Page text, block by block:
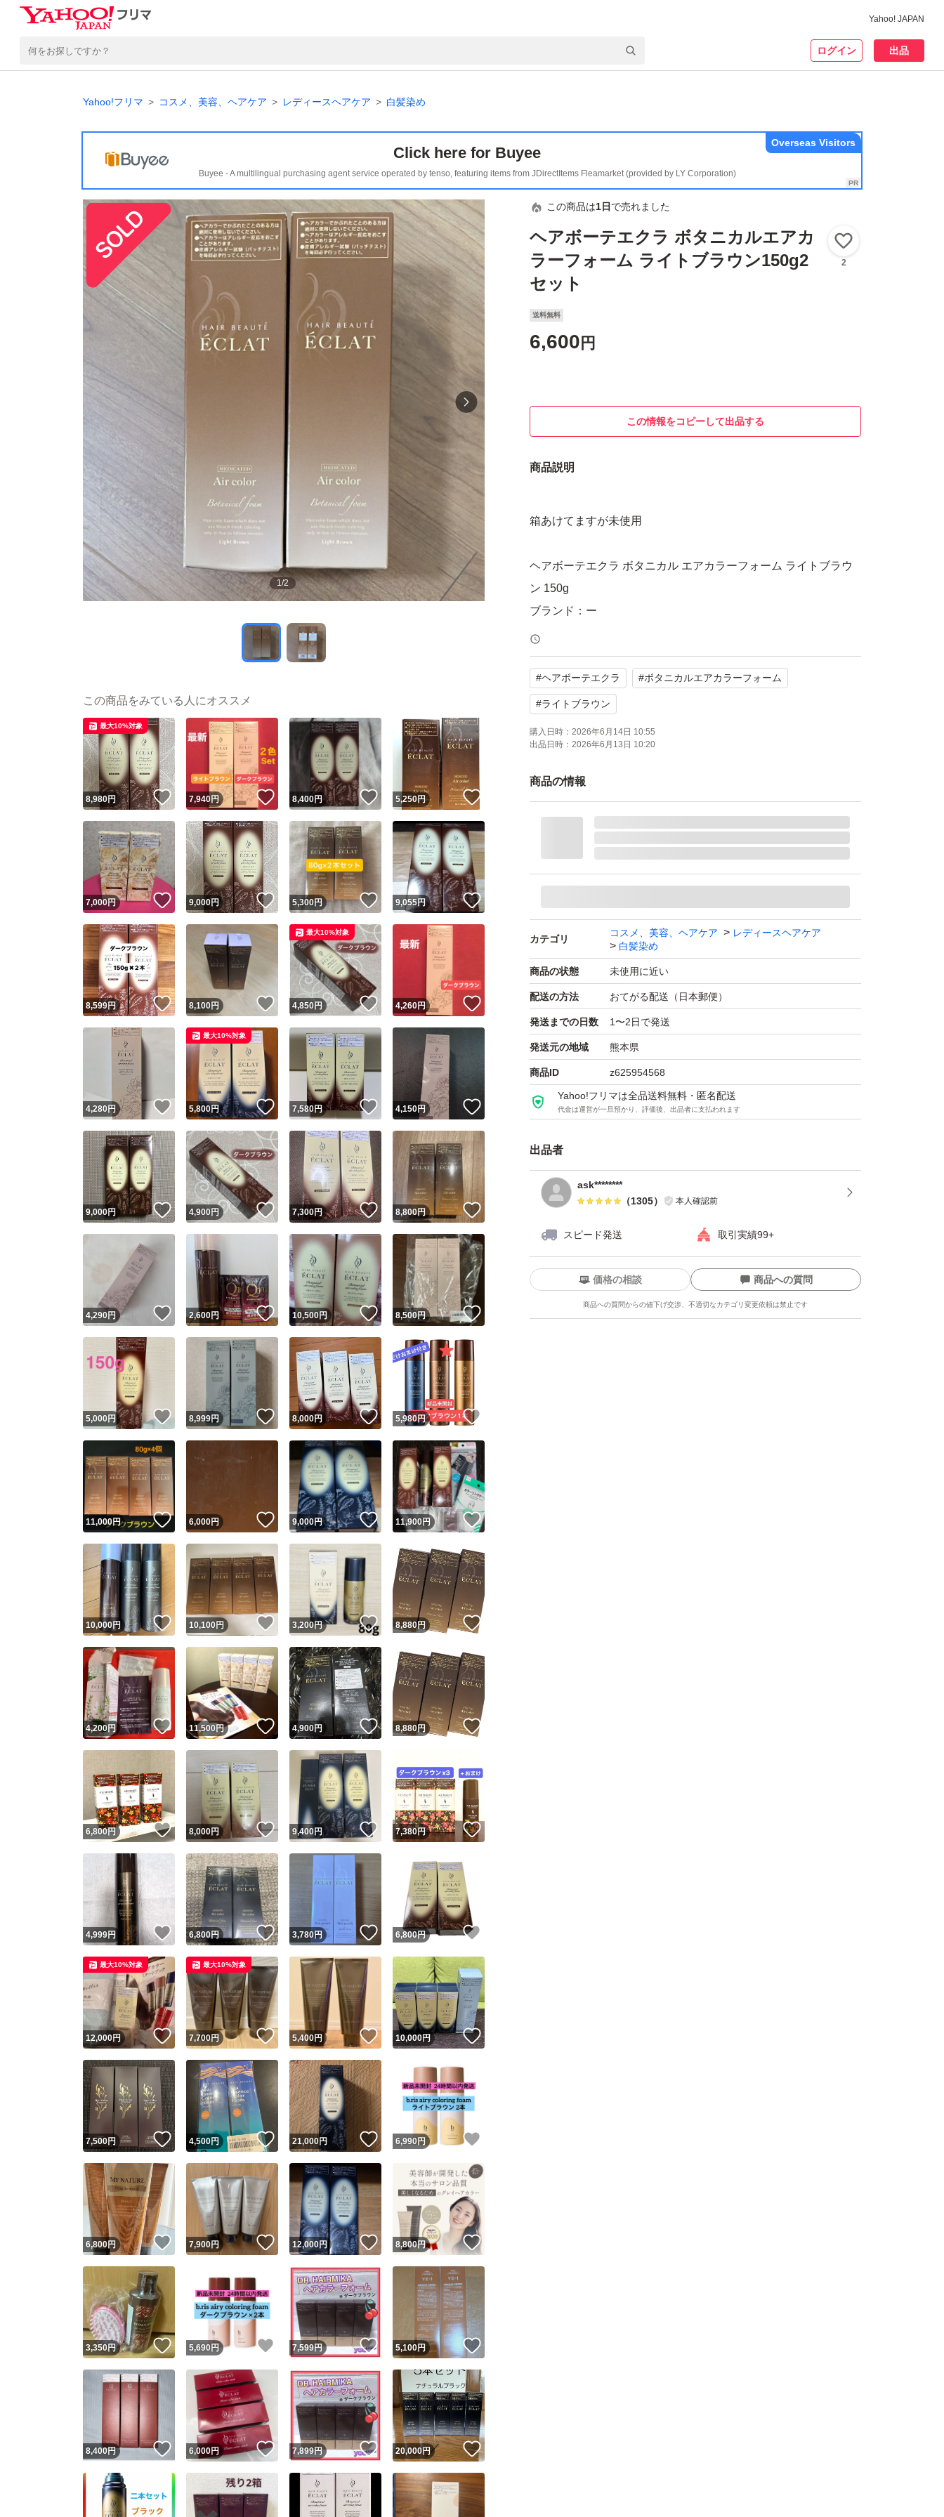
Yahoo! JAPAN
ログイン 出品
Yahoo!フリマ コスメ、美容、ヘアケア レディースヘアケア 白髪染め
Click here for Buyee
Buyee - A multilingual purchasing agent service operated by tenso, featuring items from JDirectItems Fleamarket (provided by LY Corporation)
Overseas Visitors
1/2
この商品は1日 で売れました
ヘアボーテエクラ ボタニカルエアカ
ラーフォーム ライトブラウン150g2
セット
2
送料無料
6,600 円
この情報をコピーして出品する
商品説明
箱あけてますが未使用
ヘアボーテエクラ ボタニカル エアカラーフォーム ライトブラウ
ン 150g
ブランド：ー
#ヘアボーテエクラ #ボタニカルエアカラーフォーム
#ライトブラウン
購入日時： 2026年6月14日 10:55
出品日時： 2026年6月13日 10:20
商品の情報
カテゴリ
コスメ、美容、ヘアケア
レディースヘアケア
白髪染め
商品の状態 未使用に近い
配送の方法 おてがる配送（日本郵便）
発送までの日数 1〜2日で発送
発送元の地域 熊本県
商品ID z625954568
Yahoo!フリマは全品送料無料・匿名配送
代金は運営が一旦預かり、評価後、出品者に支払われます
出品者
ask********
（1305） 本人確認前
スピード発送 取引実績99+
ユーザーの実績について
Yahoo!フリマが定めた一定の基準を満たしたユーザーにバッジを付与しています
安心取引出品者
安心取引出品者 Yahoo!フリマの基準をクリアした安心・安全なユーザーです
取引実績
取引実績◯+ このユーザーはYahoo!フリマの取引を完了させた実績があります
他フリマ実績◯+ このユーザーは他フリマサービスでの取引実績があります
スピード&安心発送
※このバッジは実績に基づく表示であり、発送を保証しているものではありません
スピード＆安心発送
このユーザーは高頻度で24時間以内＆設定した発送日数内に発送してい
ます
スピード発送
安心発送 このユーザーは設定した発送日数内に発送しています
価格の相談 商品への質問
商品への質問からの値下げ交渉、不適切なカテゴリ変更依頼は禁止です
この商品の情報をコピーします
商品画像の無断転載は禁止されています
コピーは 1商品につき1回です
出品ページへ
キャンセル
この商品をみている人にオススメ
8,980円 いいね！
最大10%対象
7,940円 いいね！
8,400円 いいね！
5,250円
7,000円 いいね！
9,000円 いいね！
5,300円 いいね！
9,055円 いいね！
8,599円 いいね！
8,100円 いいね！
4,850円 いいね！
最大10%対象
4,260円
4,280円 いいね！
5,800円 いいね！
最大10%対象
7,580円 いいね！
4,150円
9,000円 いいね！
4,900円 いいね！
7,300円 いいね！
8,800円
4,290円 いいね！
2,600円 いいね！
10,500円 いいね！
8,500円
5,000円 いいね！
8,999円 いいね！
8,000円 いいね！
5,980円
11,000円 いいね！
6,000円 いいね！
9,000円 いいね！
11,900円 いいね！
10,000円 いいね！
10,100円 いいね！
3,200円 いいね！
8,880円
4,200円 いいね！
11,500円 いいね！
4,900円 いいね！
8,880円
6,800円 いいね！
8,000円 いいね！
9,400円 いいね！
7,380円
4,999円 いいね！
6,800円 いいね！
3,780円 いいね！
6,800円
12,000円 いいね！
最大10%対象
7,700円 いいね！
最大10%対象
5,400円 いいね！
10,000円 いいね！
7,500円 いいね！
4,500円 いいね！
21,000円 いいね！
6,990円
6,800円 いいね！
7,900円 いいね！
12,000円 いいね！
8,800円
3,350円 いいね！
5,690円 いいね！
7,599円 いいね！
5,100円 いいね！
8,400円 いいね！
6,000円 いいね！
7,899円 いいね！
20,000円 いいね！